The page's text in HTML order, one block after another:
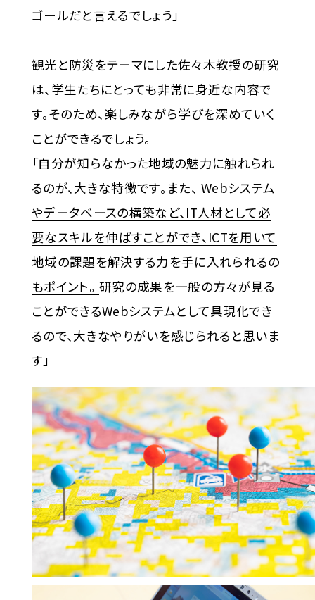
ゴールだと言えるでしょう」
観光と防災をテーマにした佐々木教授の研究
は、学生たちにとっても非常に身近な内容で
す。そのため、楽しみながら学びを深めていく
ことができるでしょう。
「自分が知らなかった地域の魅力に触れられ
るのが、大きな特徴です。また、 Webシステム
やデータベースの構築など、IT人材として必
要なスキルを伸ばすことができ、ICTを用いて
地域の課題を解決する力を手に入れられるの
もポイント。 研究の成果を一般の方々が見る
ことができるWebシステムとして具現化でき
るので、大きなやりがいを感じられると思いま
す」